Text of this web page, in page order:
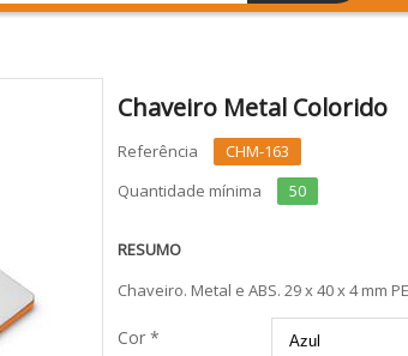
Chaveiro Metal Colorido
Referência
CHM-163
Quantidade mínima
50
RESUMO
Chaveiro. Metal e ABS. 29 x 40 x 4 mm
Cor *